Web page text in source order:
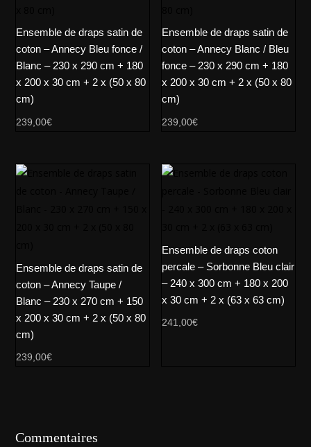
Ensemble de draps satin de
coton – Annecy Bleu fonce /
Blanc – 230 x 290 cm + 180
x 200 x 30 cm + 2 x (50 x 80
cm)
239,00€
Ensemble de draps satin de
coton – Annecy Blanc / Bleu
fonce – 230 x 290 cm + 180
x 200 x 30 cm + 2 x (50 x 80
cm)
239,00€
Ensemble de draps satin de
coton – Annecy Taupe /
Blanc – 230 x 270 cm + 150
x 200 x 30 cm + 2 x (50 x 80
cm)
239,00€
Ensemble de draps coton
percale – Sorbonne Bleu clair
– 240 x 300 cm + 180 x 200
x 30 cm + 2 x (63 x 63 cm)
241,00€
Commentaires